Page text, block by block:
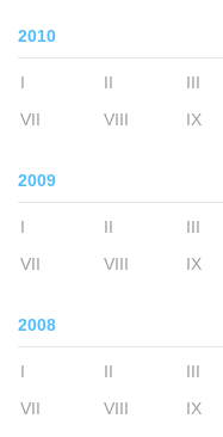
2010
I II III
VII
VIII IX
2009
I II III
VII
VIII IX
2008
I II III
VII
VIII IX